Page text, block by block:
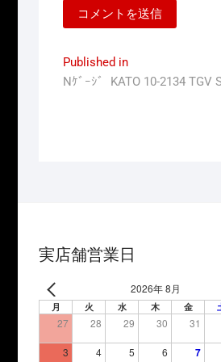
投
稿
ョ
Published in
Nｹﾞｰｼﾞ KATO 10-2134 TGV
実店舗営業日
2026年 8月
月 火 水 木 金
27 28 29 30 31
3 4 5 6 7